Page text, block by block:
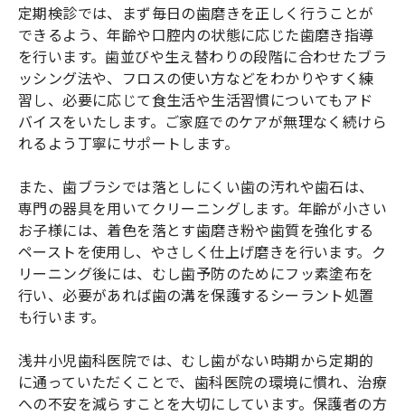
定期検診では、まず毎日の歯磨きを正しく行うことが
できるよう、年齢や口腔内の状態に応じた歯磨き指導
を行います。歯並びや生え替わりの段階に合わせたブラ
ッシング法や、フロスの使い方などをわかりやすく練
習し、必要に応じて食生活や生活習慣についてもアド
バイスをいたします。ご家庭でのケアが無理なく続けら
れるよう丁寧にサポートします。
また、歯ブラシでは落としにくい歯の汚れや歯石は、
専門の器具を用いてクリーニングします。年齢が小さい
お子様には、着色を落とす歯磨き粉や歯質を強化する
ペーストを使用し、やさしく仕上げ磨きを行います。ク
リーニング後には、むし歯予防のためにフッ素塗布を
行い、必要があれば歯の溝を保護するシーラント処置
も行います。
浅井小児歯科医院では、むし歯がない時期から定期的
に通っていただくことで、歯科医院の環境に慣れ、治療
への不安を減らすことを大切にしています。保護者の方